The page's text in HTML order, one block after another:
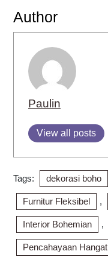
Author
Paulin
View all posts
Tags: dekorasi boho
Furnitur Fleksibel ,
Interior Bohemian ,
Pencahayaan Hangat